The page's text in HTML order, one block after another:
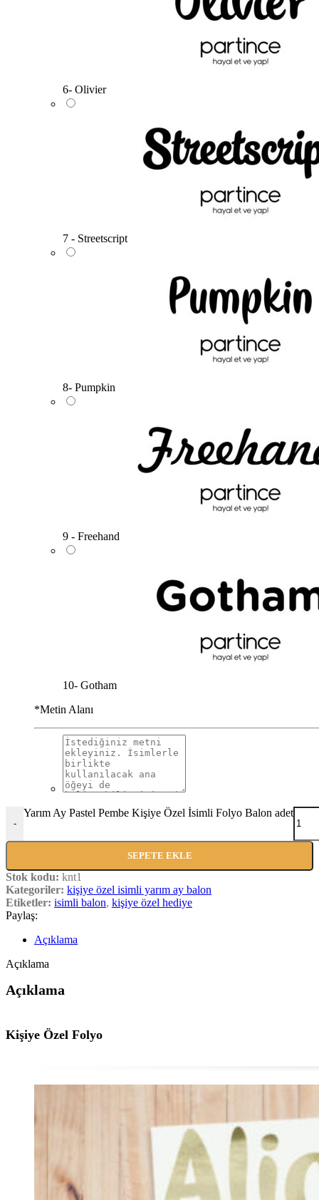
6- Olivier
7 - Streetscript
8- Pumpkin
9 - Freehand
10- Gotham
*Metin Alanı
-
Yarım Ay Pastel Pembe Kişiye Özel İsimli Folyo Balon adet
SEPETE EKLE
Stok kodu: knt1
Kategoriler: kişiye özel isimli yarım ay balon
Etiketler: isimli balon, kişiye özel hediye
Paylaş:
Açıklama
Açıklama
Açıklama
Kişiye Özel Folyo